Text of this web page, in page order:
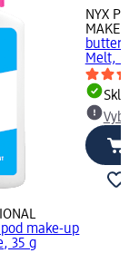
make-up
35 g
NYX
MAKEUP
Melt, 5 g